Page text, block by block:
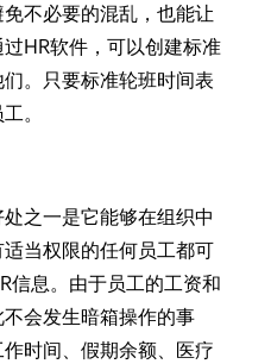
不必要的混乱，也能让
HR软件，可以创建标准
。只要标准轮班时间表
。
之一是它能够在组织中
当权限的任何员工都可
信息。由于员工的工资和
会发生暗箱操作的事
时间、假期余额、医疗